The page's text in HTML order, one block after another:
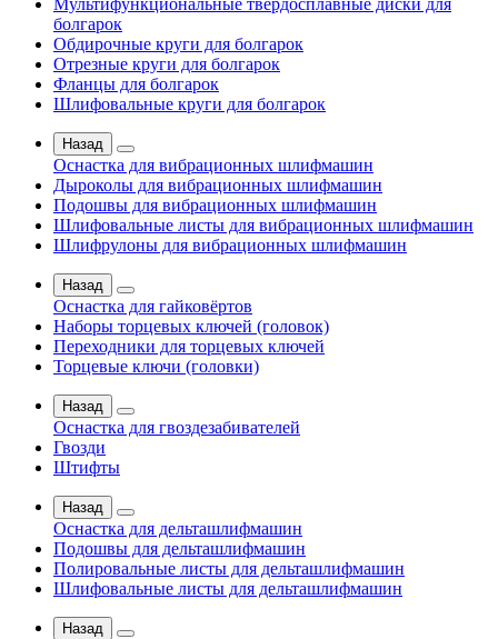
Мультифункциональные твердосплавные диски для
болгарок
Обдирочные круги для болгарок
Отрезные круги для болгарок
Фланцы для болгарок
Шлифовальные круги для болгарок
Назад
Оснастка для вибрационных шлифмашин
Дыроколы для вибрационных шлифмашин
Подошвы для вибрационных шлифмашин
Шлифовальные листы для вибрационных шлифмашин
Шлифрулоны для вибрационных шлифмашин
Назад
Оснастка для гайковёртов
Наборы торцевых ключей (головок)
Переходники для торцевых ключей
Торцевые ключи (головки)
Назад
Оснастка для гвоздезабивателей
Гвозди
Штифты
Назад
Оснастка для дельташлифмашин
Подошвы для дельташлифмашин
Полировальные листы для дельташлифмашин
Шлифовальные листы для дельташлифмашин
Назад